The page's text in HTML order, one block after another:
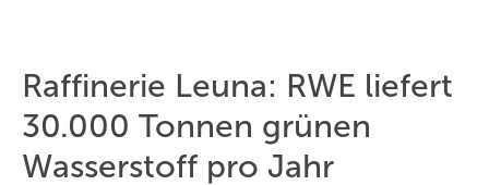
Raffinerie Leuna: RWE liefert
30.000 Tonnen grünen
Wasserstoff pro Jahr